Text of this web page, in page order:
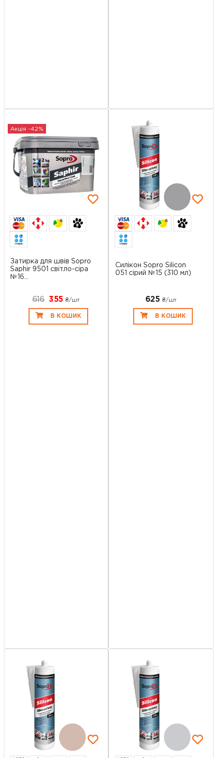
Акція -42%
6
Затирка для швів Sopro
Saphir 9501 світло-сіра
№16...
616 355 ₴/шт
В КОШИК
6
Силікон Sopro Silicon
051 сірий №15 (310 мл)
625 ₴/шт
В КОШИК